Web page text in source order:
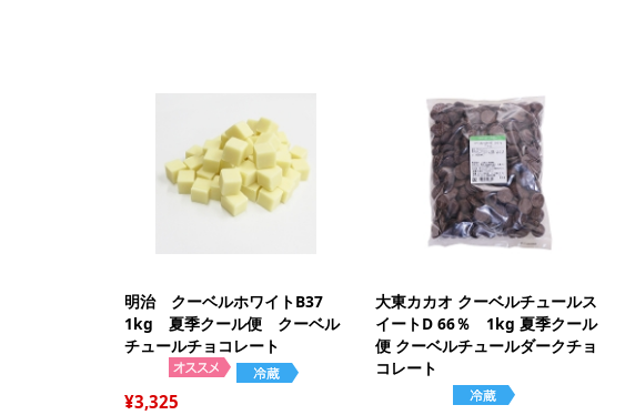
明治 クーベルホワイトB37
1kg 夏季クール便 クーベル
チュールチョコレート
3,325
大東カカオ クーベルチュールス
イートD 66％ 1kg 夏季クール
便 クーベルチュールダークチョ
コレート